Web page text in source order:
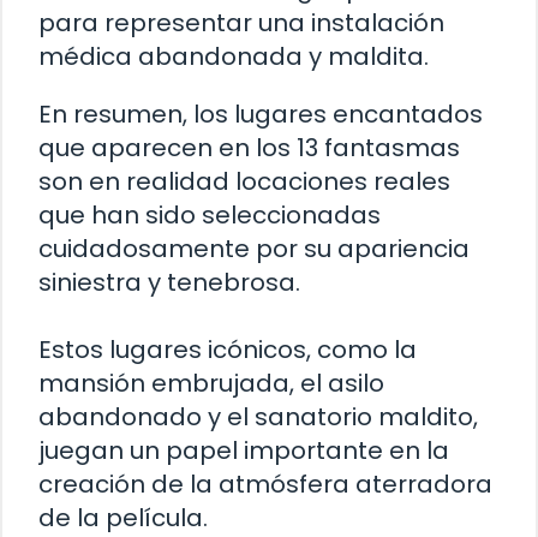
para representar una instalación
médica abandonada y maldita.
En resumen, los lugares encantados
que aparecen en los 13 fantasmas
son en realidad locaciones reales
que han sido seleccionadas
cuidadosamente por su apariencia
siniestra y tenebrosa.
Estos lugares icónicos, como la
mansión embrujada, el asilo
abandonado y el sanatorio maldito,
juegan un papel importante en la
creación de la atmósfera aterradora
de la película.